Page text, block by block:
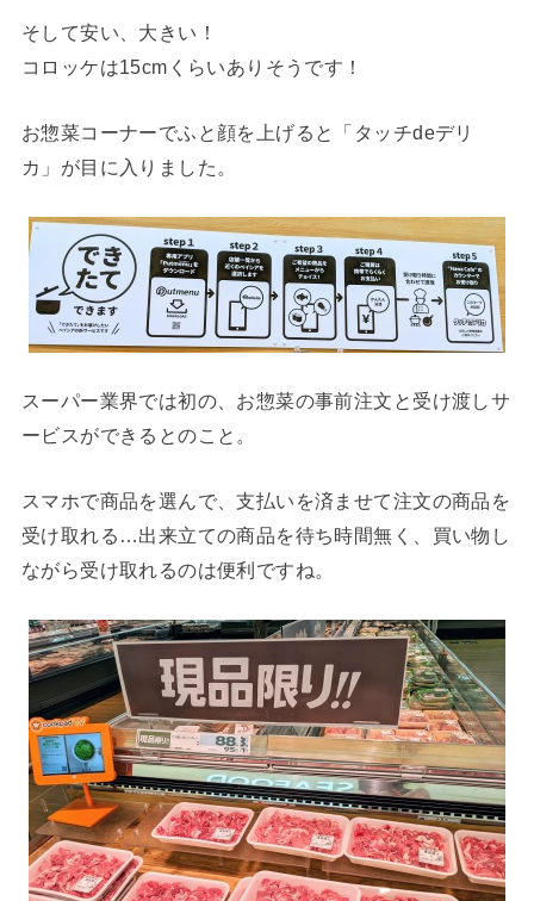
そして安い、大きい！
コロッケは15cmくらいありそうです！
お惣菜コーナーでふと顔を上げると「タッチdeデリ
カ」が目に入りました。
スーパー業界では初の、お惣菜の事前注文と受け渡しサ
ービスができるとのこと。
スマホで商品を選んで、支払いを済ませて注文の商品を
受け取れる…出来立ての商品を待ち時間無く、買い物し
ながら受け取れるのは便利ですね。